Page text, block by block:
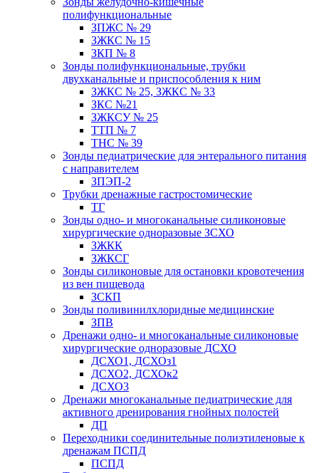
полифункциональные
ЗПЖС № 29
ЗЖКС № 15
ЗКП № 8
Зонды полифункциональные, трубки
двухканальные и приспособления к ним
ЗЖКС № 25, ЗЖКС № 33
ЗКС №21
ЗЖКСУ № 25
ТТП № 7
ТНС № 39
Зонды педиатрические для энтерального питания
с направителем
ЗПЭП-2
Трубки дренажные гастростомические
ТГ
Зонды одно- и многоканальные силиконовые
хирургические одноразовые ЗСХО
ЗЖКК
ЗЖКСГ
Зонды силиконовые для остановки кровотечения
из вен пищевода
ЗСКП
Зонды поливинилхлоридные медицинские
ЗПВ
Дренажи одно- и многоканальные силиконовые
хирургические одноразовые ДСХО
ДСХО1, ДСХОз1
ДСХО2, ДСХОк2
ДСХО3
Дренажи многоканальные педиатрические для
активного дренирования гнойных полостей
ДП
Переходники соединительные полиэтиленовые к
дренажам ПСПД
ПСПД